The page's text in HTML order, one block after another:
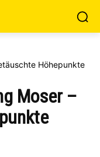
Moser –